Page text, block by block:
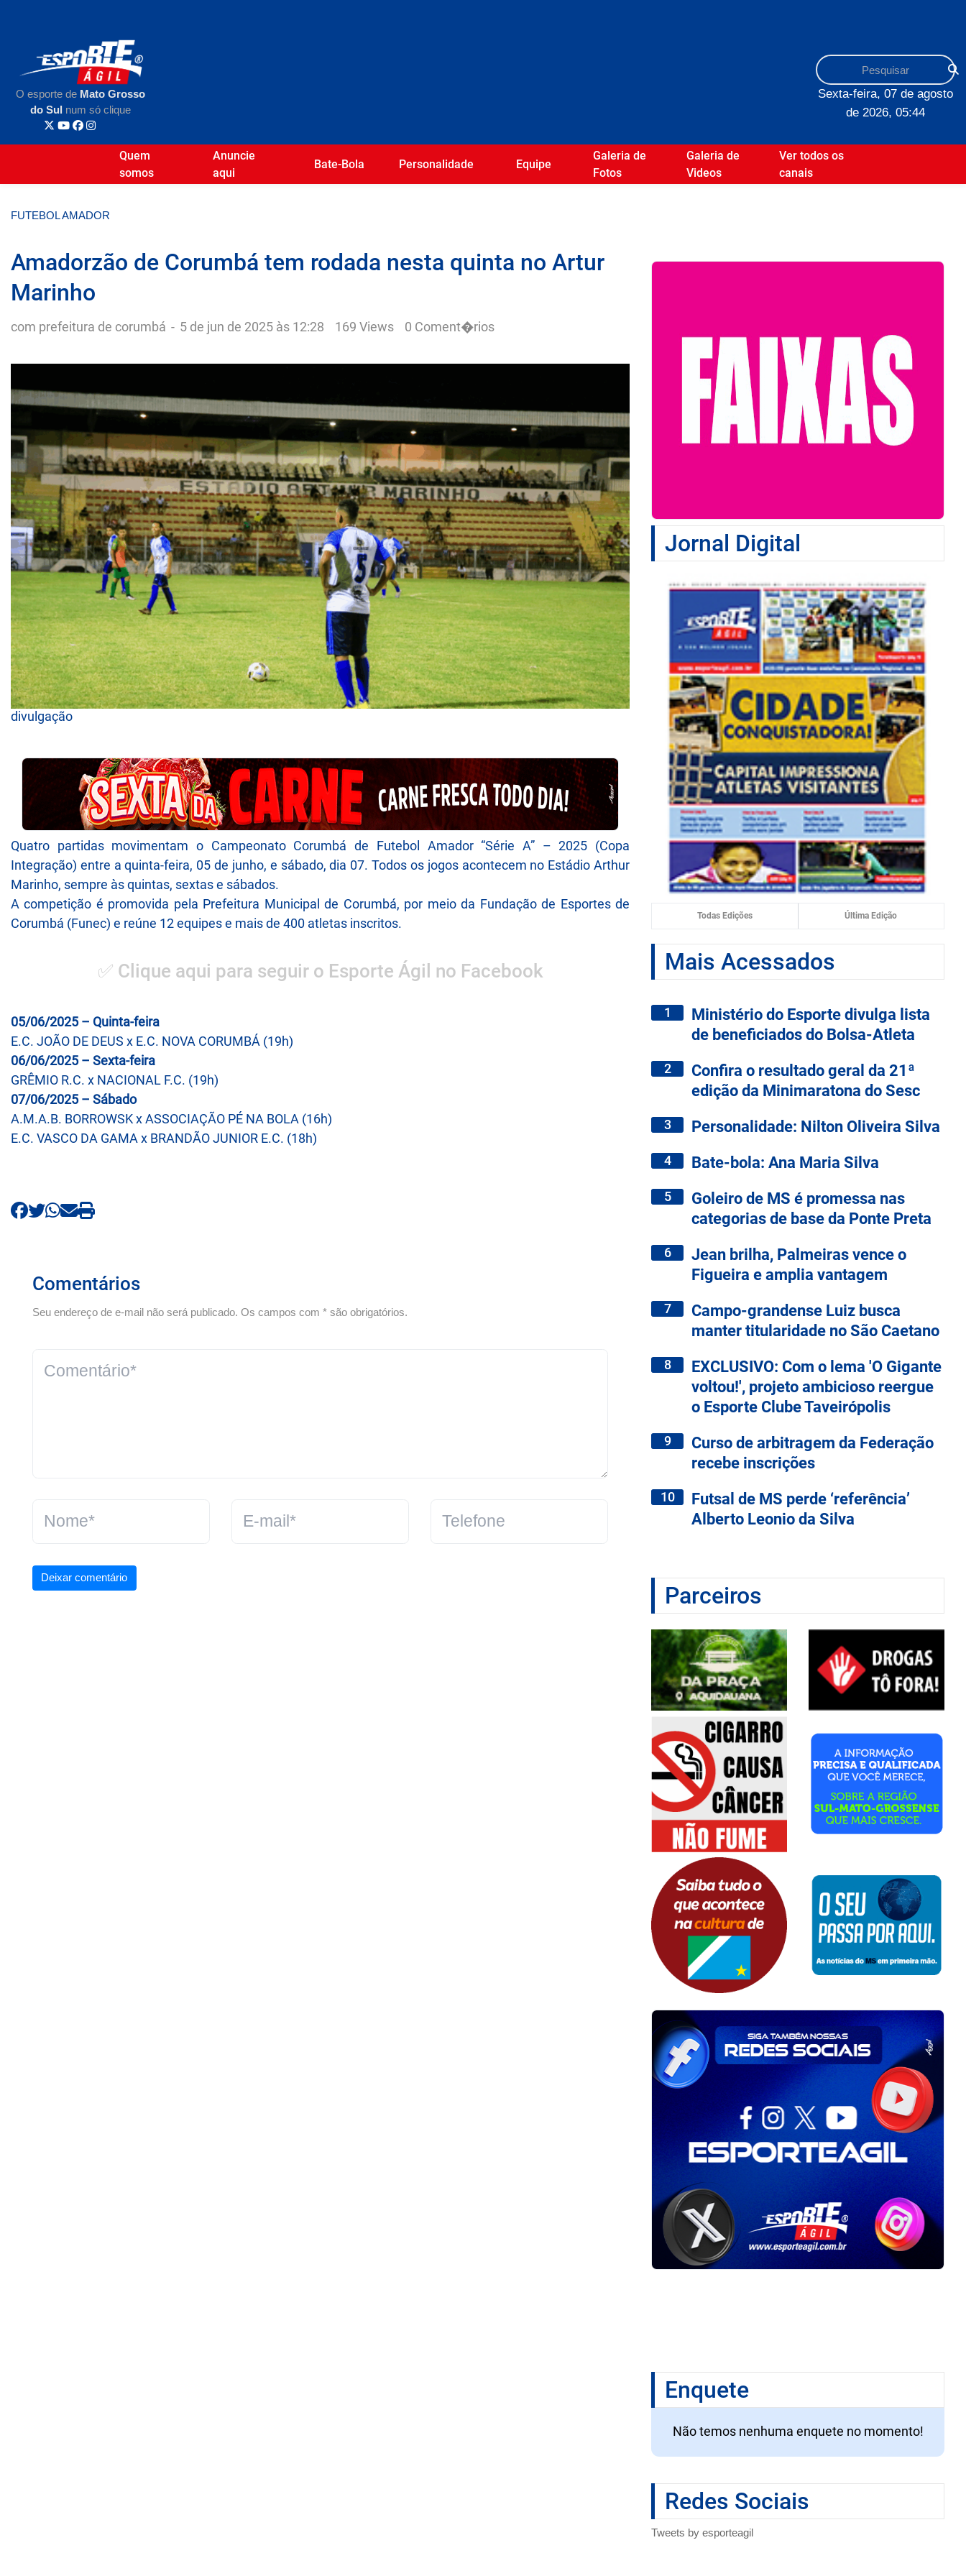
O esporte de Mato Grosso
do Sul num só clique
Sexta-feira, 07 de agosto
de 2026, 05:44
Quem
somos
Anuncie
aqui
Bate-Bola Personalidade Equipe
Galeria de
Fotos
Galeria de
Videos
Ver todos os
canais
FUTEBOL AMADOR
Amadorzão de Corumbá tem rodada nesta quinta no Artur
Marinho
com prefeitura de corumbá - 5 de jun de 2025 às 12:28 169 Views 0 Coment�rios
divulgação
Quatro partidas movimentam o Campeonato Corumbá de Futebol Amador “Série A” – 2025 (Copa
Integração) entre a quinta-feira, 05 de junho, e sábado, dia 07. Todos os jogos acontecem no Estádio Arthur
Marinho, sempre às quintas, sextas e sábados.
A competição é promovida pela Prefeitura Municipal de Corumbá, por meio da Fundação de Esportes de
Corumbá (Funec) e reúne 12 equipes e mais de 400 atletas inscritos.
✅ Clique aqui para seguir o Esporte Ágil no Facebook
05/06/2025 – Quinta-feira
E.C. JOÃO DE DEUS x E.C. NOVA CORUMBÁ (19h)
06/06/2025 – Sexta-feira
GRÊMIO R.C. x NACIONAL F.C. (19h)
07/06/2025 – Sábado
A.M.A.B. BORROWSK x ASSOCIAÇÃO PÉ NA BOLA (16h)
E.C. VASCO DA GAMA x BRANDÃO JUNIOR E.C. (18h)
Comentários
Seu endereço de e-mail não será publicado. Os campos com * são obrigatórios.
Deixar comentário
Jornal Digital
Todas Edições Última Edição
Mais Acessados
1
Ministério do Esporte divulga lista
de beneficiados do Bolsa-Atleta
2
Confira o resultado geral da 21ª
edição da Minimaratona do Sesc
3 Personalidade: Nilton Oliveira Silva
4 Bate-bola: Ana Maria Silva
5
Goleiro de MS é promessa nas
categorias de base da Ponte Preta
6
Jean brilha, Palmeiras vence o
Figueira e amplia vantagem
7
Campo-grandense Luiz busca
manter titularidade no São Caetano
8
EXCLUSIVO: Com o lema 'O Gigante
voltou!', projeto ambicioso reergue
o Esporte Clube Taveirópolis
9
Curso de arbitragem da Federação
recebe inscrições
10
Futsal de MS perde ‘referência’
Alberto Leonio da Silva
Parceiros
Enquete
Não temos nenhuma enquete no momento!
Redes Sociais
Tweets by esporteagil